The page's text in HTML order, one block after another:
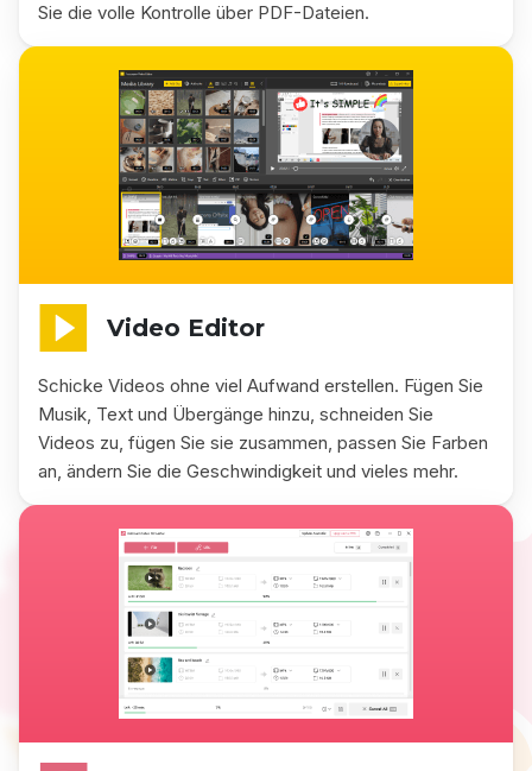
Sie die volle Kontrolle über PDF-Dateien.
Video Editor
Schicke Videos ohne viel Aufwand erstellen. Fügen Sie
Musik, Text und Übergänge hinzu, schneiden Sie
Videos zu, fügen Sie sie zusammen, passen Sie Farben
an, ändern Sie die Geschwindigkeit und vieles mehr.